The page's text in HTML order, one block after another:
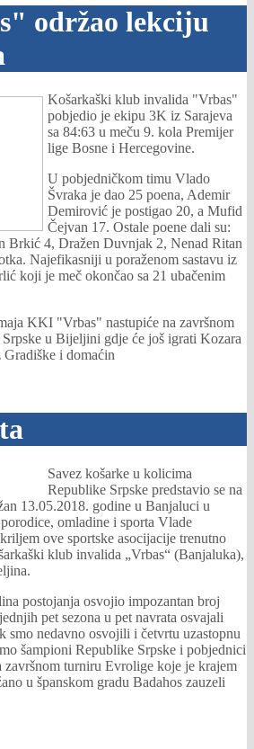
održao lekciju
Košarkaški klub invalida "Vrbas"
pobjedio je ekipu 3K iz Sarajeva
sa 84:63 u meču 9. kola Premijer
lige Bosne i Hercegovine.
U pobjedničkom timu Vlado
Švraka je dao 25 poena, Ademir
Demirović je postigao 20, a Mufid
Čejvan 17. Ostale poene dali su:
Brkić 4, Dražen Duvnjak 2, Nenad Ritan
Najefikasniji u poraženom sastavu iz
koji je meč okončao sa 21 ubačenim
KKI "Vrbas" nastupiće na završnom
u Bijeljini gdje će još igrati Kozara
Gradiške i domaćin
Savez košarke u kolicima
Republike Srpske predstavio se na
13.05.2018. godine u Banjaluci u
omladine i sporta Vlade
ove sportske asocijacije trenutno
klub invalida „Vrbas“ (Banjaluka),
postojanja osvojio impozantan broj
pet sezona u pet navrata osvajali
nedavno osvojili i četvrtu uzastopnu
šampioni Republike Srpske i pobjednici
turniru Evrolige koje je krajem
u španskom gradu Badahos zauzeli